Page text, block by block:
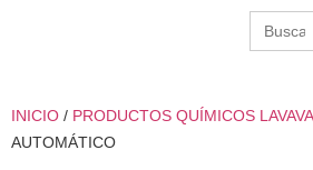
Buscar:
INICIO / PRODUCTOS QUÍMICOS
AUTOMÁTICO